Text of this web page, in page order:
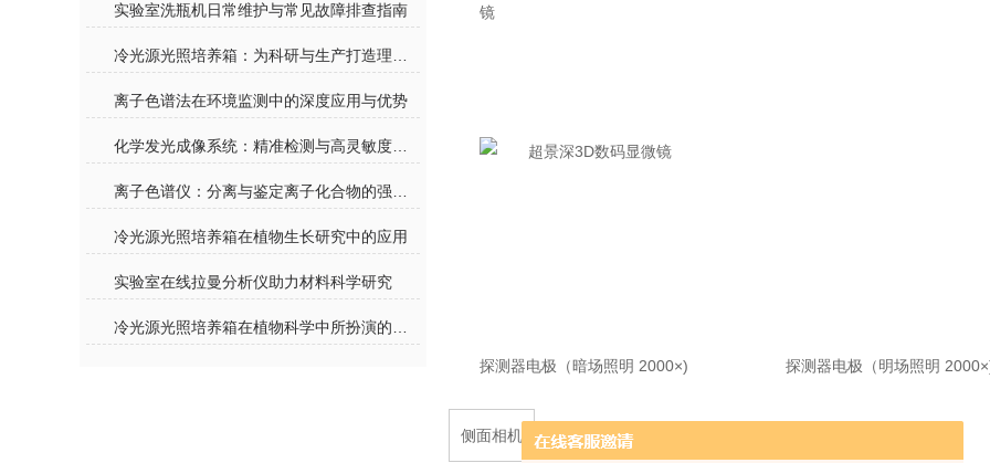
实验室洗瓶机日常维护与常见故障排查指南
离子色谱法在环境监测中的深度应用与优势
冷光源光照培养箱在植物生长研究中的应用
实验室在线拉曼分析仪助力材料科学研究
探测器电极（暗场照明 2000×) 探测器电极（明场照明
侧面相机